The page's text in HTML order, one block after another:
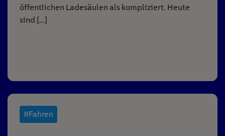
öffentlichen Ladesäulen als kompliziert. Heute
sind […]
#Fahren